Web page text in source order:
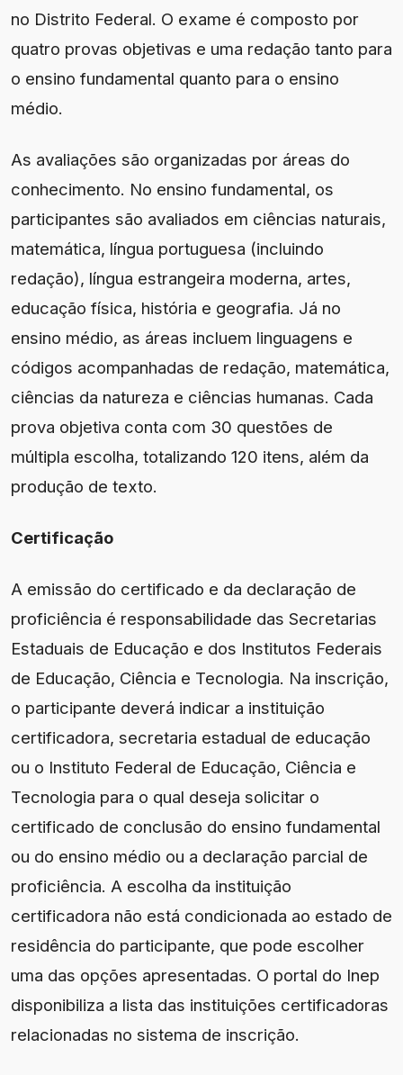
no Distrito Federal. O exame é composto por
quatro provas objetivas e uma redação tanto para
o ensino fundamental quanto para o ensino
médio.
As avaliações são organizadas por áreas do
conhecimento. No ensino fundamental, os
participantes são avaliados em ciências naturais,
matemática, língua portuguesa (incluindo
redação), língua estrangeira moderna, artes,
educação física, história e geografia. Já no
ensino médio, as áreas incluem linguagens e
códigos acompanhadas de redação, matemática,
ciências da natureza e ciências humanas. Cada
prova objetiva conta com 30 questões de
múltipla escolha, totalizando 120 itens, além da
produção de texto.
Certificação
A emissão do certificado e da declaração de
proficiência é responsabilidade das Secretarias
Estaduais de Educação e dos Institutos Federais
de Educação, Ciência e Tecnologia. Na inscrição,
o participante deverá indicar a instituição
certificadora, secretaria estadual de educação
ou o Instituto Federal de Educação, Ciência e
Tecnologia para o qual deseja solicitar o
certificado de conclusão do ensino fundamental
ou do ensino médio ou a declaração parcial de
proficiência. A escolha da instituição
certificadora não está condicionada ao estado de
residência do participante, que pode escolher
uma das opções apresentadas. O portal do Inep
disponibiliza a lista das instituições certificadoras
relacionadas no sistema de inscrição.